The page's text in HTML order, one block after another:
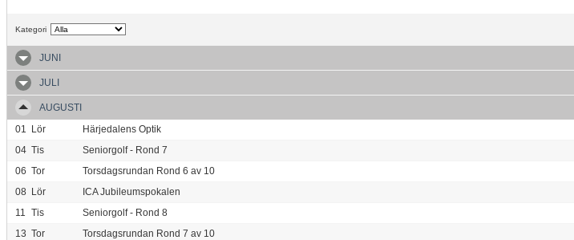
Kategori
JUNI
JULI
AUGUSTI
01
Lör
Härjedalens Optik
04 Tis
Seniorgolf - Rond 7
06 Tor
Torsdagsrundan Rond 6 av 10
08 Lör
ICA Jubileumspokalen
11
Tis
Seniorgolf - Rond 8
13 Tor
Torsdagsrundan Rond 7 av 10